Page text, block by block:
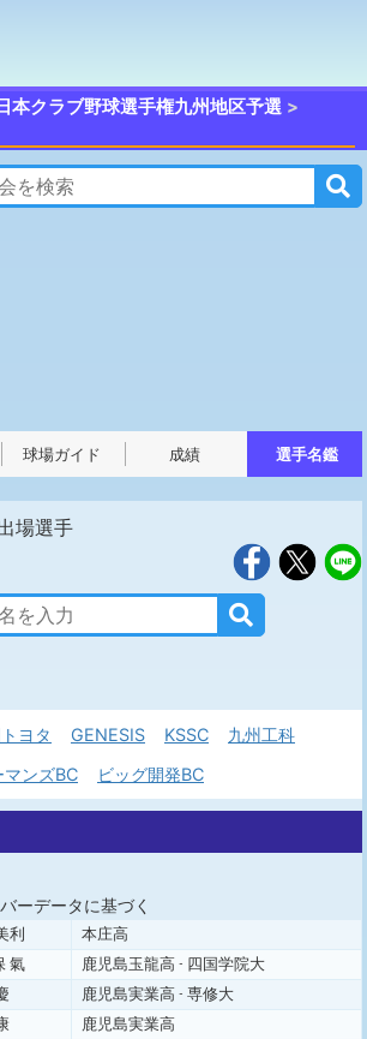
本クラブ野球選手権九州地区予選
球場ガイド 成績 選手名鑑
場選手
ヨタ GENESIS KSSC
九州工科
マンズBC ビッグ開発BC
ーデータに基づく
利
本庄高
氣
鹿児島玉龍高 - 四国学院大
鹿児島実業高 - 専修大
鹿児島実業高